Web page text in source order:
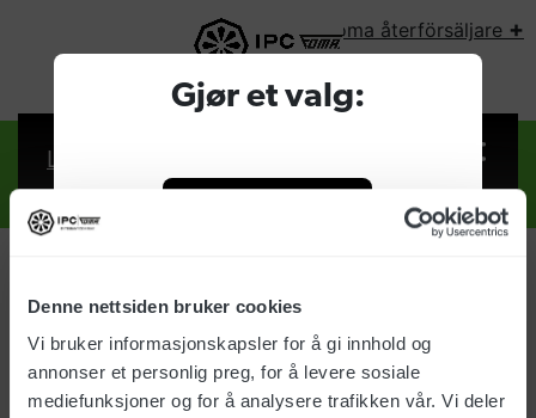
Denne nettsiden bruker cookies
Vi bruker informasjonskapsler for å gi innhold og
annonser et personlig preg, for å levere sosiale
mediefunksjoner og for å analysere trafikken vår. Vi deler
Gjør et valg:
Företag
Privat
Foma återförsäljare +
VÄLJ LAND:
Logga in
Logga in
E-post: